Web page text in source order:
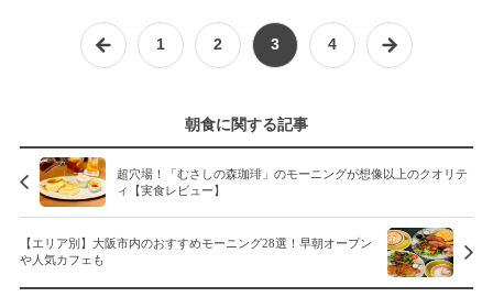
1 2 3 4
朝食に関する記事
超穴場！「むさしの森珈琲」のモーニングが想像以上のクオリテ
ィ【実食レビュー】
【エリア別】大阪市内のおすすめモーニング28選！早朝オープン
や人気カフェも